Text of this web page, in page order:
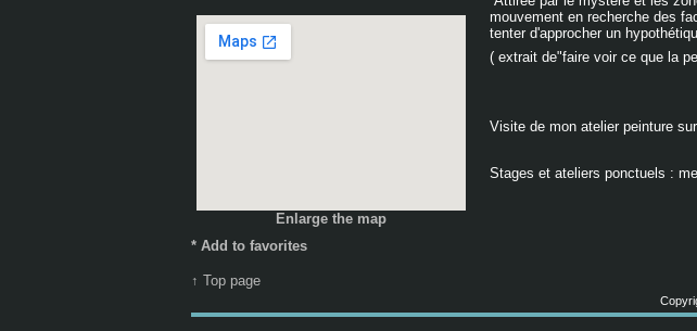
Enlarge the map
* Add to favorites
mouvement en recherche des
tenter d'approcher un
( extrait de"faire voir ce que la
Visite de mon atelier peinture
Stages et ateliers ponctuels :
↑ Top page